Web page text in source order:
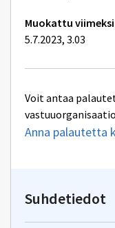
Muokattu viimeksi
5.7.2023, 3.03
Voit antaa
Anna palautetta
Suhdetiedot